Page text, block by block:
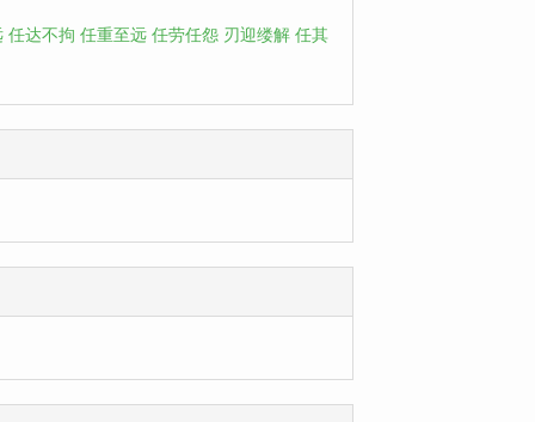
任达不拘 任重至远 任劳任怨 刃迎缕解 任其